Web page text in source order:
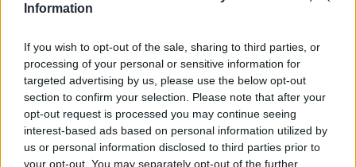
Information
If you wish to opt-out of the sale, sharing to third parties, or
processing of your personal or sensitive information for
targeted advertising by us, please use the below opt-out
section to confirm your selection. Please note that after your
opt-out request is processed you may continue seeing
interest-based ads based on personal information utilized by
us or personal information disclosed to third parties prior to
your opt-out. You may separately opt-out of the further
Αποφάσισε λοιπόν να στείλει ένα
συνηθισμένο γράμμα στη γυναίκα του,
μαζί με μερικά δολάρια, και να το
ταχυδρομήσει την ίδια μέρα που θα